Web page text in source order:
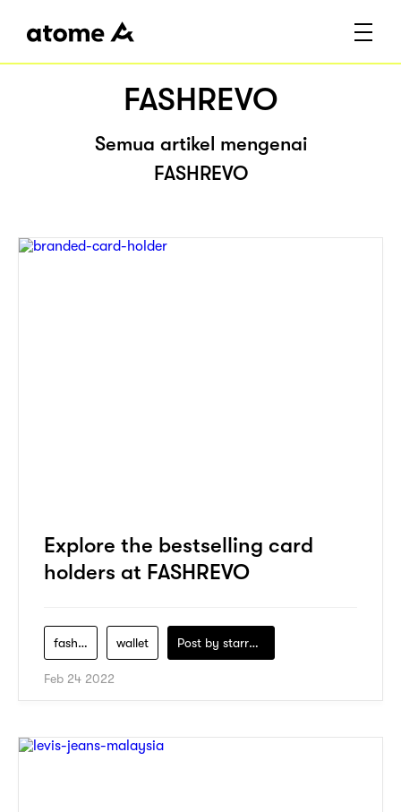
FASHREVO
Semua artikel mengenai
FASHREVO
Explore the bestselling card
holders at FASHREVO
fashrevo wallet Post by starry1989
Feb 24 2022